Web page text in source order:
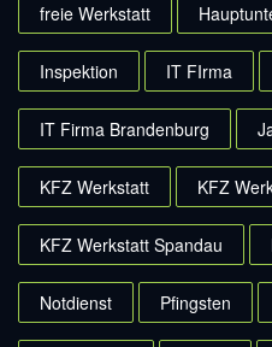
freie Werkstatt
Inspektion IT FIrma
IT Firma Brandenburg
KFZ Werkstatt KFZ
KFZ Werkstatt Spandau
Notdienst Pfingsten